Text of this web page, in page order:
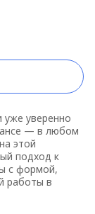
уверенно
— в любом
этой
подход к
с формой,
работы в